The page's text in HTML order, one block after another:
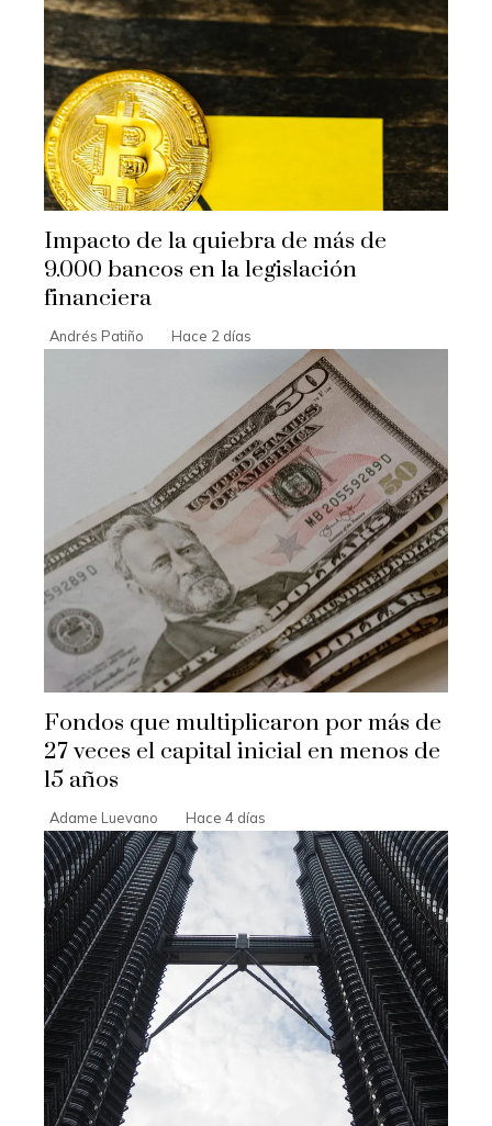
Impacto de la quiebra de más de
9.000 bancos en la legislación
financiera
Andrés Patiño Hace 2 días
Fondos que multiplicaron por más de
27 veces el capital inicial en menos de
15 años
Adame Luevano Hace 4 días